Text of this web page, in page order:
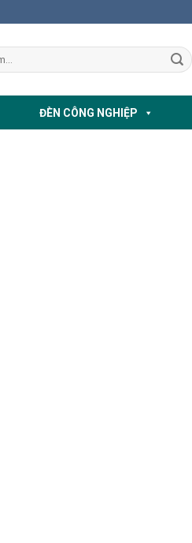
ĐÈN CÔNG NGHIỆP